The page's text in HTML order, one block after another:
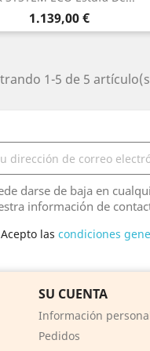
Precio
1.139,00 €
1-5 de 5
darse de baja en
información de
Acepto las condiciones
SU CUENTA
Información
Pedidos